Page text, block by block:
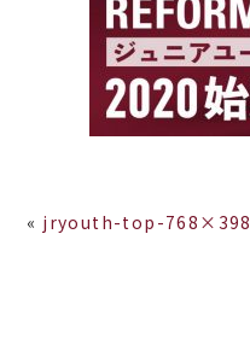
« jryouth-top-768×398